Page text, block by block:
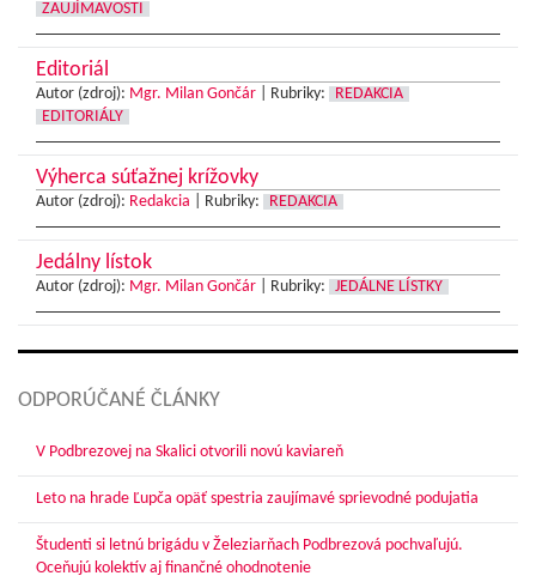
ZAUJÍMAVOSTI
Editoriál
Autor (zdroj): Mgr. Milan Gončár Rubriky:
REDAKCIA
EDITORIÁLY
Výherca súťažnej krížovky
Autor (zdroj): Redakcia Rubriky: REDAKCIA
Jedálny lístok
Autor (zdroj): Mgr. Milan Gončár Rubriky: JEDÁLNE LÍSTKY
ODPORÚČANÉ ČLÁNKY
V Podbrezovej na Skalici otvorili novú kaviareň
Leto na hrade Ľupča opäť spestria zaujímavé sprievodné podujatia
Študenti si letnú brigádu v Železiarňach Podbrezová pochvaľujú.
Oceňujú kolektív aj finančné ohodnotenie